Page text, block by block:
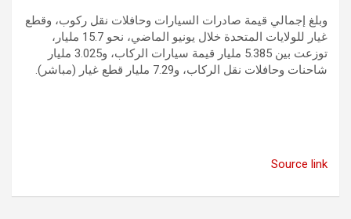
وبلغ إجمالي قيمة صادرات السيارات وحافلات نقل ركوب، وقطع
غيار للولايات المتحدة خلال يونيو الماضي، نحو 15.7 مليار،
توزعت بين 5.385 مليار قيمة سيارات الركاب، و3.025 مليار
شاحنات وحافلات نقل الركاب، و7.29 مليار قطع غيار (مباشر).
Source link